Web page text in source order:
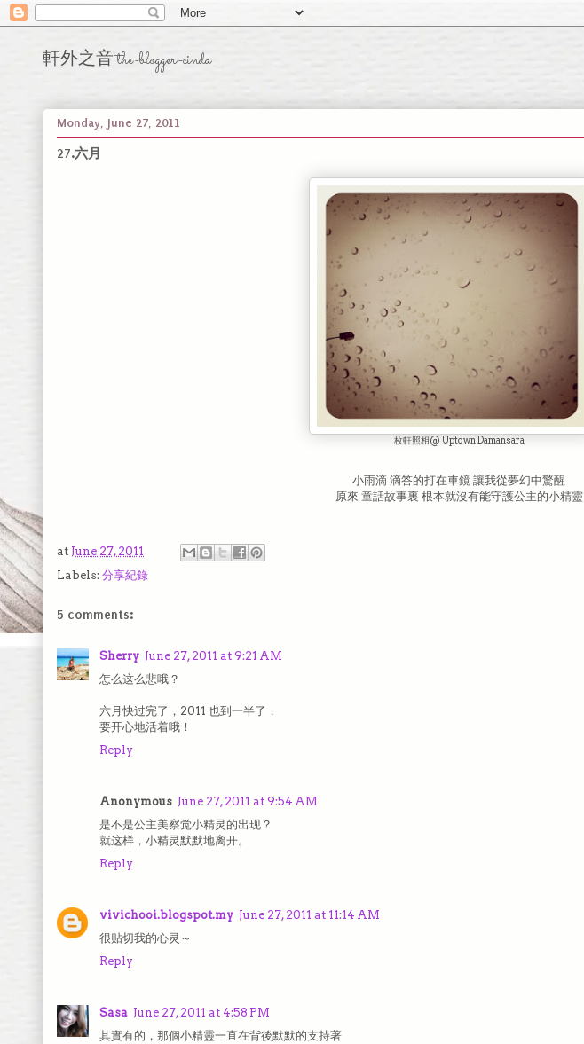
軒外之音 the-blogger-cinda
Monday, June 27, 2011
27.六月
枚軒照相@ Uptown Damansara
小雨滴 滴答的打在車鏡 讓我從夢幻中驚醒
原來 童話故事裏 根本就沒有能守護公主的小精靈
at June 27, 2011
Labels: 分享紀錄
5 comments:
Sherry June 27, 2011 at 9:21 AM
怎么这么悲哦？
六月快过完了，2011 也到一半了，
要开心地活着哦！
Reply
Anonymous June 27, 2011 at 9:54 AM
是不是公主美察觉小精灵的出现？
就这样，小精灵默默地离开。
Reply
vivichooi.blogspot.my June 27, 2011 at 11:14 AM
很贴切我的心灵～
Reply
Sasa June 27, 2011 at 4:58 PM
其實有的，那個小精靈一直在背後默默的支持著